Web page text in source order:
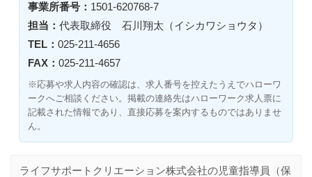
事業所番号： 1501-620768-7
担当： 代表取締役 石川翔太（イシカワショウタ）
TEL： 025-211-4656
FAX： 025-211-4657
※応募や求人内容の確認は、求人番号を控えたうえでハローワ
ークへご相談ください。掲載の連絡先はハローワーク求人票に
記載された情報であり、直接応募を案内するものではありませ
ん。
ライフサポートクリエーション株式会社の児童指導員（保